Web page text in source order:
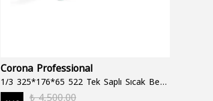
Corona Professional
1/3 325*176*65 522 Tek Saplı Sıcak Bekletme Tepsisi
₺ 4,500.00